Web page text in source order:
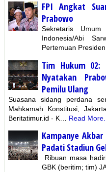
FPI Angkat
Prabowo
Sekretaris
Indonesia/Abi
Pertemuan
Tim Hukum 02:
Nyatakan
Pemilu Ulang
Suasana sidang perdana
Mahkamah Konstitusi,
Beritatimur.id - K…
Read More...
Kampanye
Padati Stadiun
Ribuan masa
GBK (beritim; tim)